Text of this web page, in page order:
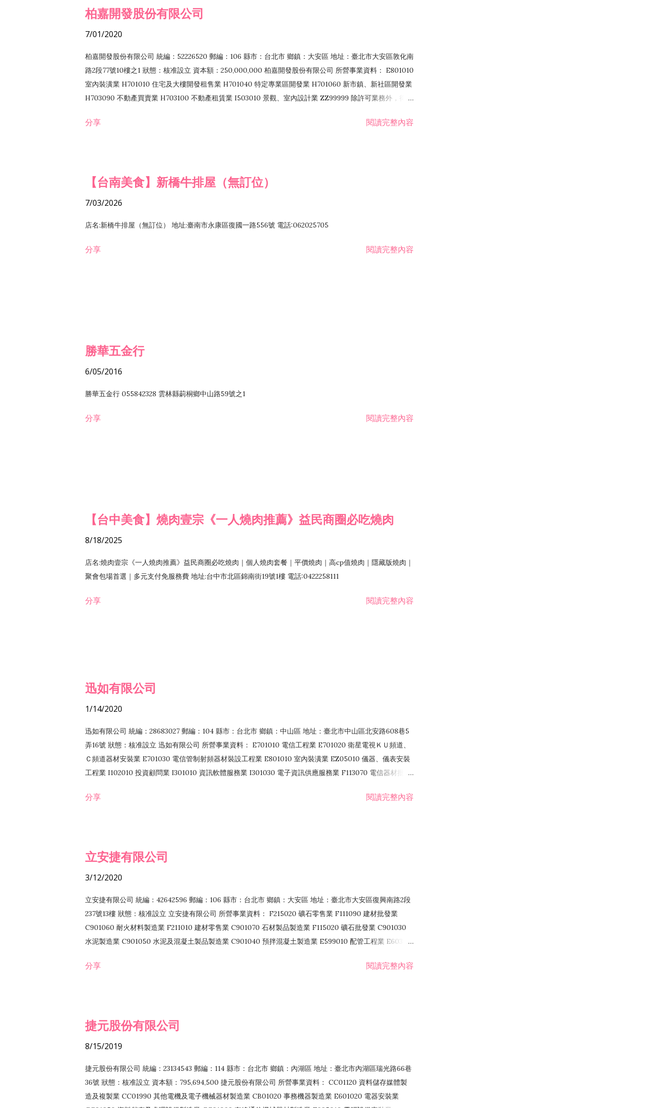
柏嘉開發股份有限公司
7/01/2020
柏嘉開發股份有限公司 統編：52226520 郵編：106 縣市：台北市 鄉鎮：大安區 地址：臺北市大安區敦化南
路2段77號10樓之1 狀態：核准設立 資本額：250,000,000 柏嘉開發股份有限公司 所營事業資料： E801010
室內裝潢業 H701010 住宅及大樓開發租售業 H701040 特定專業區開發業 H701060 新市鎮、新社區開發業
H703090 不動產買賣業 H703100 不動產租賃業 I503010 景觀、室內設計業 ZZ99999 除許可業務外，得經
分享 閱讀完整內容
【台南美食】新橋牛排屋（無訂位）
7/03/2026
店名:新橋牛排屋（無訂位） 地址:臺南市永康區復國一路556號 電話:062025705
分享 閱讀完整內容
勝華五金行
6/05/2016
勝華五金行 055842328 雲林縣莿桐鄉中山路59號之1
分享 閱讀完整內容
【台中美食】燒肉壹宗《一人燒肉推薦》益民商圈必吃燒肉
8/18/2025
店名:燒肉壹宗《一人燒肉推薦》益民商圈必吃燒肉｜個人燒肉套餐｜平價燒肉｜高cp值燒肉｜隱藏版燒肉｜
聚會包場首選｜多元支付免服務費 地址:台中市北區錦南街19號1樓 電話:0422258111
分享 閱讀完整內容
迅如有限公司
1/14/2020
迅如有限公司 統編：28683027 郵編：104 縣市：台北市 鄉鎮：中山區 地址：臺北市中山區北安路608巷5
弄16號 狀態：核准設立 迅如有限公司 所營事業資料： E701010 電信工程業 E701020 衛星電視ＫＵ頻道、
Ｃ頻道器材安裝業 E701030 電信管制射頻器材裝設工程業 E801010 室內裝潢業 EZ05010 儀器、儀表安裝
工程業 I102010 投資顧問業 I301010 資訊軟體服務業 I301030 電子資訊供應服務業 F113070 電信器材批發
務 F102030 菸酒批發業 F203020 菸酒零售業 F401171 酒類輸入業
分享 閱讀完整內容
立安捷有限公司
3/12/2020
立安捷有限公司 統編：42642596 郵編：106 縣市：台北市 鄉鎮：大安區 地址：臺北市大安區復興南路2段
237號13樓 狀態：核准設立 立安捷有限公司 所營事業資料： F215020 礦石零售業 F111090 建材批發業
C901060 耐火材料製造業 F211010 建材零售業 C901070 石材製品製造業 F115020 礦石批發業 C901030
水泥製造業 C901050 水泥及混凝土製品製造業 C901040 預拌混凝土製造業 E599010 配管工程業 E603110
EZ99990 其他工程業 F102170 食品什貨批發業 F106020 日常用品批發業 F108031 醫療器材批發業
分享 閱讀完整內容
捷元股份有限公司
8/15/2019
捷元股份有限公司 統編：23134543 郵編：114 縣市：台北市 鄉鎮：內湖區 地址：臺北市內湖區瑞光路66巷
36號 狀態：核准設立 資本額：795,694,500 捷元股份有限公司 所營事業資料： CC01120 資料儲存媒體製
造及複製業 CC01990 其他電機及電子機械器材製造業 CB01020 事務機器製造業 E601020 電器安裝業